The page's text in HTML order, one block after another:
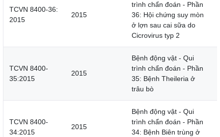
TCVN 8400-36:
2015
2015
trình chẩn đoán - Phần
36: Hội chứng suy mòn
ở lợn sau cai sữa do
Cicrovirus typ 2
TCVN 8400-
35:2015
2015
Bệnh động vật - Qui
trình chẩn đoán - Phần
35: Bệnh Theileria ở
trâu bò
TCVN 8400-
34:2015
2015
Bệnh động vật - Qui
trình chẩn đoán - Phần
34: Bệnh Biên trùng ở